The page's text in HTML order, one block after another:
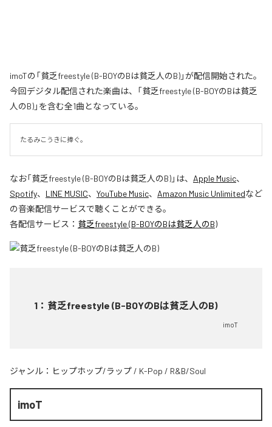
imoTの「貧乏freestyle (B-BOYのBは貧乏人のB)」が配信開始された。
今回デジタル配信された楽曲は、「貧乏freestyle (B-BOYのBは貧乏
人のB)」を含む全1曲となっている。
たるみこうきに捧ぐ。
なお「貧乏freestyle (B-BOYのBは貧乏人のB)」は、 Apple Music、
Spotify、 LINE MUSIC、 YouTube Music、 Amazon Music Unlimitedなど
の音楽配信サービスで聴くことができる。
各配信サービス： 貧乏freestyle (B-BOYのBは貧乏人のB)
1 ： 貧乏freestyle (B-BOYのBは貧乏人のB)
imoT
ジャンル： ヒップホップ/ラップ / K-Pop / R&B/Soul
imoT